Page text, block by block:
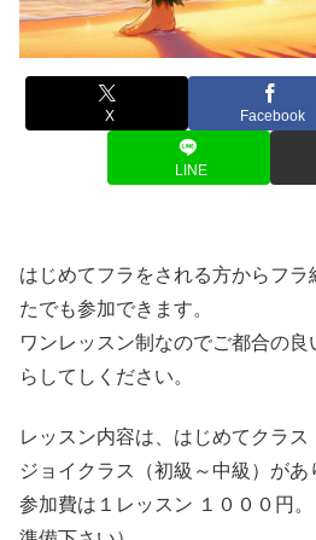
X Facebook
LINE
はじめてフラをされる方からフ
たでも参加できます。
ワンレッスン制なのでご都合の
らしてしください。
レッスン内容は、はじめてクラ
ジョイクラス（初級～中級）があ
参加費は１レッスン １０００円